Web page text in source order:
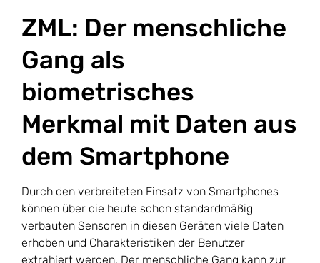
ZML: Der menschliche
Gang als
biometrisches
Merkmal mit Daten aus
dem Smartphone
Durch den verbreiteten Einsatz von Smartphones
können über die heute schon standardmäßig
verbauten Sensoren in diesen Geräten viele Daten
erhoben und Charakteristiken der Benutzer
extrahiert werden. Der menschliche Gang kann zur